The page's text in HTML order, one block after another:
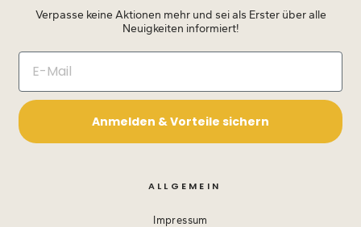
Verpasse keine Aktionen mehr und sei als Erster über alle
Neuigkeiten informiert!
Anmelden & Vorteile sichern
ALLGEMEIN
Impressum